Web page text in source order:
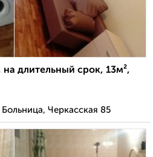
длительный срок, 13м²,
Черкасская 85